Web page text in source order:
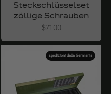
Steckschlüsselset
zöllige Schrauben
Angebot
$71.00
spedizioni dalla Germania